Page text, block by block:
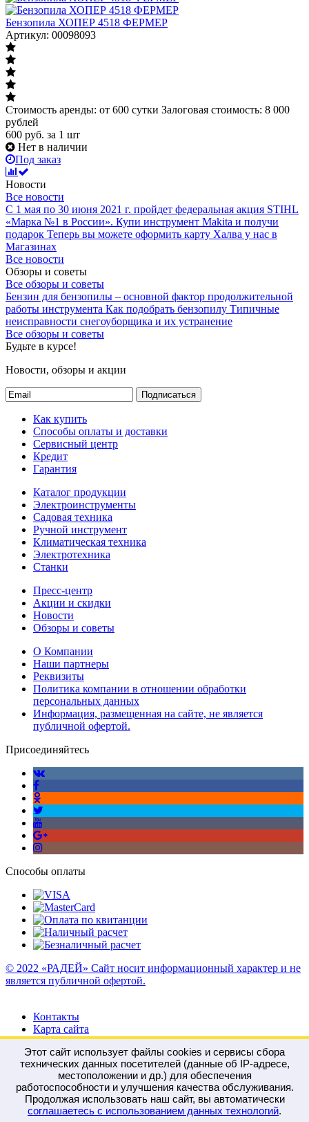
Бензопила ХОПЕР 4518 ФЕРМЕР
Артикул: 00098093
Стоимость аренды: от 600 сутки Залоговая стоимость: 8 000
рублей
600 руб. за 1 шт
Нет в наличии
Под заказ
Новости
Все новости
С 1 мая по 30 июня 2021 г. пройдет федеральная акция STIHL
«Марка №1 в России». Купи инструмент Makita и получи
подарок Теперь вы можете оформить карту Халва у нас в
Магазинах
Все новости
Обзоры и советы
Все обзоры и советы
Бензин для бензопилы – основной фактор продолжительной
работы инструмента Как подобрать бензопилу Типичные
неисправности снегоуборщика и их устранение
Все обзоры и советы
Будьте в курсе!
Новости, обзоры и акции
Подписаться
Как купить
Способы оплаты и доставки
Сервисный центр
Кредит
Гарантия
Каталог продукции
Электроинструменты
Садовая техника
Ручной инструмент
Климатическая техника
Электротехника
Станки
Пресс-центр
Акции и скидки
Новости
Обзоры и советы
О Компании
Наши партнеры
Реквизиты
Политика компании в отношении обработки
персональных данных
Информация, размещенная на сайте, не является
публичной офертой.
Присоединяйтесь
Способы оплаты
© 2022 «РАДЕЙ» Сайт носит информационный характер и не
является публичной офертой.
Контакты
Карта сайта
Войти
Регистрация
Сравнение 0
Отложенные 0
Этот сайт использует файлы cookies и сервисы сбора
технических данных посетителей (данные об IP-адресе,
местоположении и др.) для обеспечения
работоспособности и улучшения качества обслуживания.
Продолжая использовать наш сайт, вы автоматически
соглашаетесь с использованием данных технологий.